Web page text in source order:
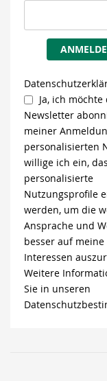
Ja, ich möchte
Newsletter
meiner
personalisierten
willige ich ein,
personalisierte
Nutzungsprofile
werden, um die
Ansprache und
besser auf
Interessen
Weitere
Sie in unseren